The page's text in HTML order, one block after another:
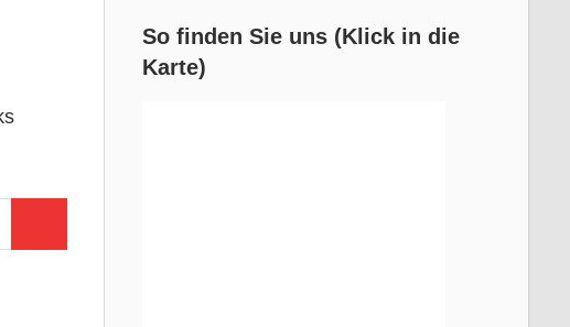
So finden Sie uns (Klick in die
Karte)